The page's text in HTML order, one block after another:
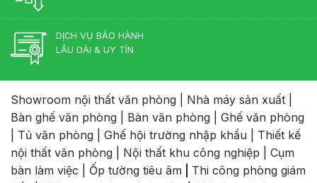
DỊCH VỤ BẢO HÀNH
LÂU DÀI & UY TÍN
Showroom nội thất văn phòng Nhà máy sản xuất
Bàn ghế văn phòng
Bàn văn phòng
Ghế văn phòng
Tủ văn phòng Ghế hội trường nhập khẩu
Thiết kế
nội thất văn phòng
Nội thất khu công nghiệp
Cụm
bàn làm việc
Ốp tường tiêu âm
Thi công phòng giám